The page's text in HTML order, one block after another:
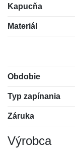
Kapucňa
Materiál
Obdobie
Typ zapínania
Záruka
Výrobca